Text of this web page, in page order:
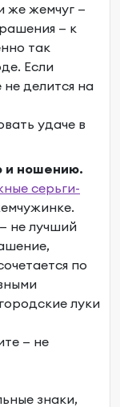
же жемчуг —
— к
так
Если
делится на
удаче в
и ношению.
серьги-
не лучший
по
луки
— не
знаки,